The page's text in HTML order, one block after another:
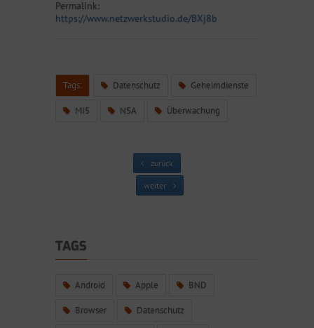
Permalink:
https://www.netzwerkstudio.de/BXj8b
Tags: Datenschutz Geheimdienste
MI5 NSA Überwachung
zurück
weiter
TAGS
Android Apple BND
Browser Datenschutz